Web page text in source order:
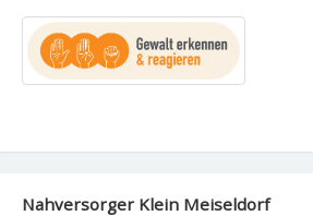
Nahversorger Klein Meiseldorf